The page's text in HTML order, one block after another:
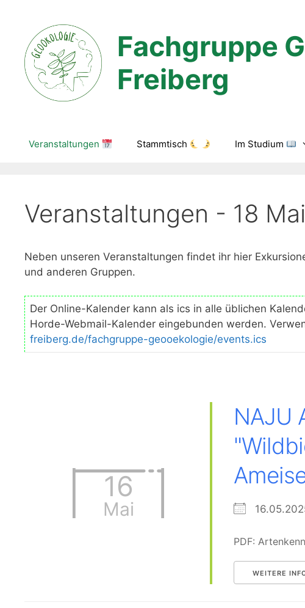
springen
Fachgruppe
Freiberg
Veranstaltungen Stammtisch Im Studium
Veranstaltungen - 18
Neben unseren Veranstaltungen findet ihr hier
und anderen Gruppen.
Der Online-Kalender kann als ics in alle üblichen
Horde-Webmail-Kalender eingebunden werden.
freiberg.de/fachgruppe-geooekologie/events.ics
16
Mai
NAJU
PDF:
WEITERE